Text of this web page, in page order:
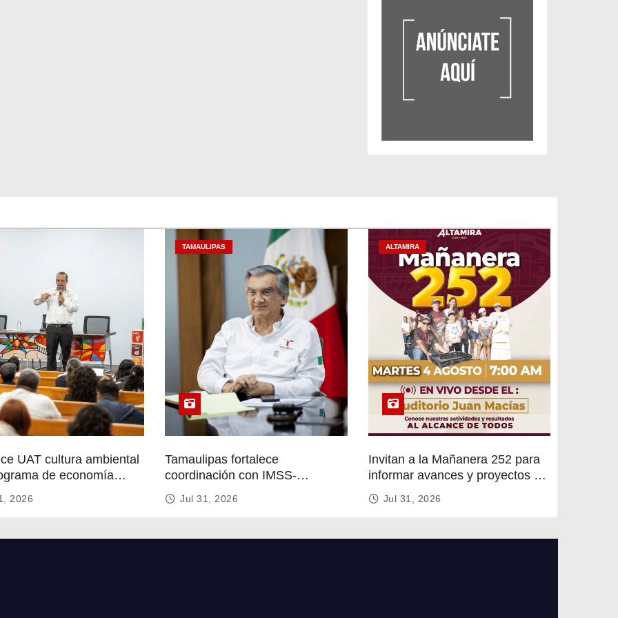
UAT cultura ambiental
de economía
2026
TAMAULIPAS
Tamaulipas fortalece
coordinación con IMSS-
Bienestar para mejorar servicios
de salud
Jul 31, 2026
ALTAMIRA
Invitan a la Mañanera 252 para
informar avances y proyectos de
Altamira
Jul 31, 2026